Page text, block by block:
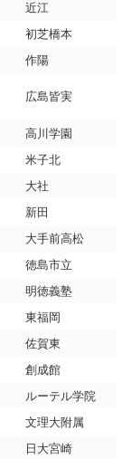
近江
初芝橋本
作陽
広島皆実
高川学園
米子北
大社
新田
大手前高松
徳島市立
明徳義塾
東福岡
佐賀東
創成館
ルーテル学院
文理大附属
日大宮崎